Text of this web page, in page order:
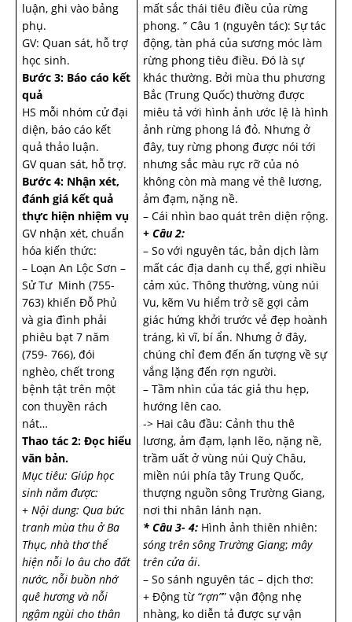
luận, ghi vào bảng
phụ.
GV: Quan sát, hỗ trợ
học sinh.
Bước 3: Báo cáo kết
quả
HS mỗi nhóm cử đại
diện, báo cáo kết
quả thảo luận.
GV quan sát, hỗ trợ.
Bước 4: Nhận xét,
đánh giá kết quả
thực hiện nhiệm vụ
GV nhận xét, chuẩn
hóa kiến thức:
– Loạn An Lộc Sơn –
Sử Tư Minh (755-
763) khiến Đỗ Phủ
và gia đình phải
phiêu bạt 7 năm
(759- 766), đói
nghèo, chết trong
bệnh tật trên một
con thuyền rách
nát…
Thao tác 2: Đọc hiểu
văn bản.
Mục tiêu: Giúp học
sinh nắm được:
+ Nội dung: Qua bức
tranh mùa thu ở Ba
Thục, nhà thơ thể
hiện nỗi lo âu cho đất
nước, nỗi buồn nhớ
quê hương và nỗi
ngậm ngùi cho thân
mất sắc thái tiêu điều của rừng
phong. ” Câu 1 (nguyên tác): Sự tác
động, tàn phá của sương móc làm
rừng phong tiêu điều. Đó là sự
khác thường. Bởi mùa thu phương
Bắc (Trung Quốc) thường được
miêu tả với hình ảnh ước lệ là hình
ảnh rừng phong lá đỏ. Nhưng ở
đây, tuy rừng phong được nói tới
nhưng sắc màu rực rỡ của nó
không còn mà mang vẻ thê lương,
ảm đạm, nặng nề.
– Cái nhìn bao quát trên diện rộng.
+ Câu 2:
– So với nguyên tác, bản dịch làm
mất các địa danh cụ thể, gợi nhiều
cảm xúc. Thông thường, vùng núi
Vu, kẽm Vu hiểm trở sẽ gợi cảm
giác hứng khởi trước vẻ đẹp hoành
tráng, kì vĩ, bí ẩn. Nhưng ở đây,
chúng chỉ đem đến ấn tượng về sự
vắng lặng đến rợn người.
– Tầm nhìn của tác giả thu hẹp,
hướng lên cao.
-> Hai câu đầu: Cảnh thu thê
lương, ảm đạm, lạnh lẽo, nặng nề,
trầm uất ở vùng núi Quỳ Châu,
miền núi phía tây Trung Quốc,
thượng nguồn sông Trường Giang,
nơi thi nhân lánh nạn.
* Câu 3- 4: Hình ảnh thiên nhiên:
sóng trên sông Trường Giang; mây
trên cửa ải.
– So sánh nguyên tác – dịch thơ:
+ Động từ “rợn”” vận động nhẹ
nhàng, ko diễn tả được sự vận